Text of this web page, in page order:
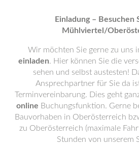
Einladung – Besuchen
Mühlviertel/
Wir möchten Sie gerne zu uns
einladen. Hier können Sie die
sehen und selbst austesten!
Ansprechpartner für Sie da
Terminvereinbarung. Dies geht
online Buchungsfunktion. Gerne
Bauvorhaben in Oberösterreich
zu Oberösterreich (maximale
Stunden von unserem